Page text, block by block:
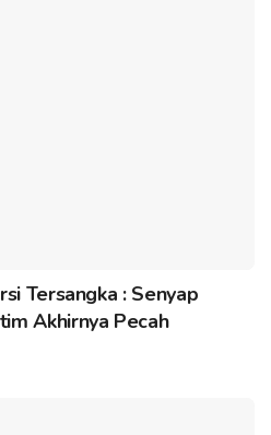
Tersangka : Senyap
Akhirnya Pecah